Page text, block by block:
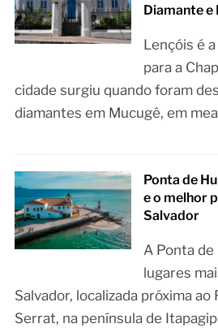
Diamante
Lençóis é
para a
cidade surgiu quando foram
diamantes em Mucugê, em
Ponta de
e o melhor
Salvador
A Ponta
lugares
Salvador, localizada próxima
Serrat, na península de